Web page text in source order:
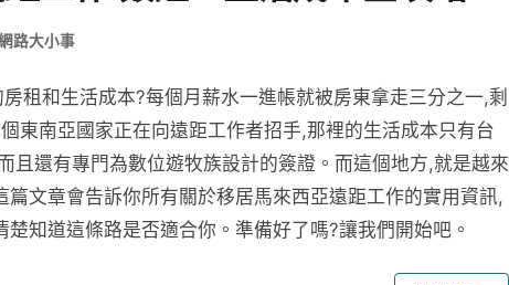
路大小事
租和生活成本?每個月薪水一進帳就被房東拿走三分之一,剩
東南亞國家正在向遠距工作者招手,那裡的生活成本只有台
且還有專門為數位遊牧族設計的簽證。而這個地方,就是越來
文章會告訴你所有關於移居馬來西亞遠距工作的實用資訊,
知道這條路是否適合你。準備好了嗎?讓我們開始吧。